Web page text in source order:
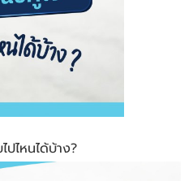
ไหนได้บ้าง?